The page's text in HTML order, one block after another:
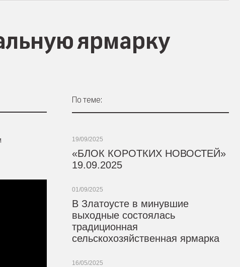
ярмарку
По теме:
19/09/2025
«БЛОК КОРОТКИХ НОВОСТЕЙ»
19.09.2025
01/09/2025
В Златоусте в минувшие
выходные состоялась
традиционная
сельскохозяйственная ярмарка
16/05/2025